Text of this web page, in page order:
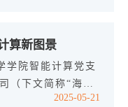
全体毕业生党员
参与大会，学院党
辅导员代表朱鹏高
算新图景
学院智能计算党支
（下文简称“海仿
旨在加强校企合
2025-05-21